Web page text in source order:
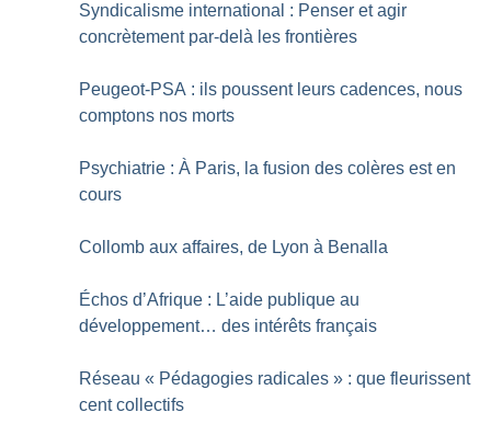
Syndicalisme international : Penser et agir
concrètement par-delà les frontières
Peugeot-PSA : ils poussent leurs cadences, nous
comptons nos morts
Psychiatrie : À Paris, la fusion des colères est en
cours
Collomb aux affaires, de Lyon à Benalla
Échos d’Afrique : L’aide publique au
développement… des intérêts français
Réseau « Pédagogies radicales » : que fleurissent
cent collectifs